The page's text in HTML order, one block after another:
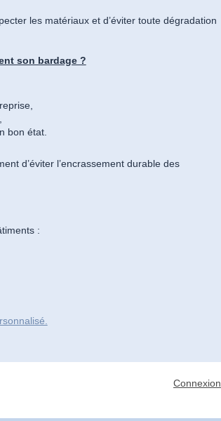
les matériaux et d’éviter toute dégradation
son bardage ?
bon état.
d’éviter l’encrassement durable des
:
Connexion